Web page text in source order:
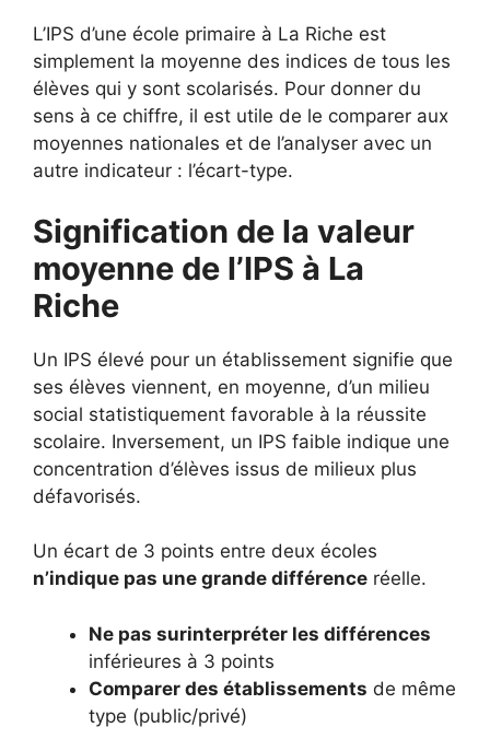
L’IPS d’une école primaire à La Riche est
simplement la moyenne des indices de tous les
élèves qui y sont scolarisés. Pour donner du
sens à ce chiffre, il est utile de le comparer aux
moyennes nationales et de l’analyser avec un
autre indicateur : l’écart-type.
Signification de la valeur
moyenne de l’IPS à La
Riche
Un IPS élevé pour un établissement signifie que
ses élèves viennent, en moyenne, d’un milieu
social statistiquement favorable à la réussite
scolaire. Inversement, un IPS faible indique une
concentration d’élèves issus de milieux plus
défavorisés.
Un écart de 3 points entre deux écoles
n’indique pas une grande différence réelle.
Ne pas surinterpréter les différences
inférieures à 3 points
Comparer des établissements de même
type (public/privé)